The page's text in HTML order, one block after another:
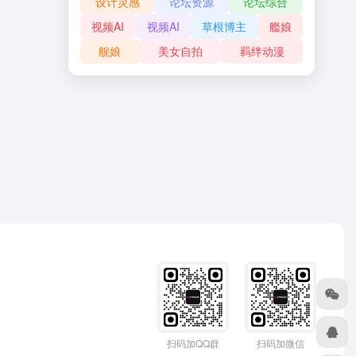
视频AI
视频AI 草根博主
艦娘
舰娘
美女自拍 羁绊动漫
扫码加QQ群 扫码加微信